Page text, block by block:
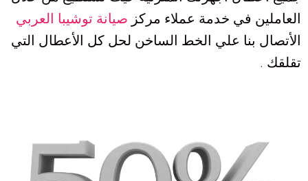
العاملين في خدمة عملاء مركز صيانة توشيبا العربي
الأتصال بنا علي الخط الساخن لحل كل الأعطال التي
تقلقك .